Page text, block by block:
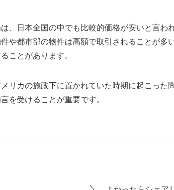
、日本全国の中でも比較的価格が安いと言わ
や都市部の物件は高額で取引されることが
ことがあります。
リカの施政下に置かれていた時期に起こっ
を受けることが重要です。